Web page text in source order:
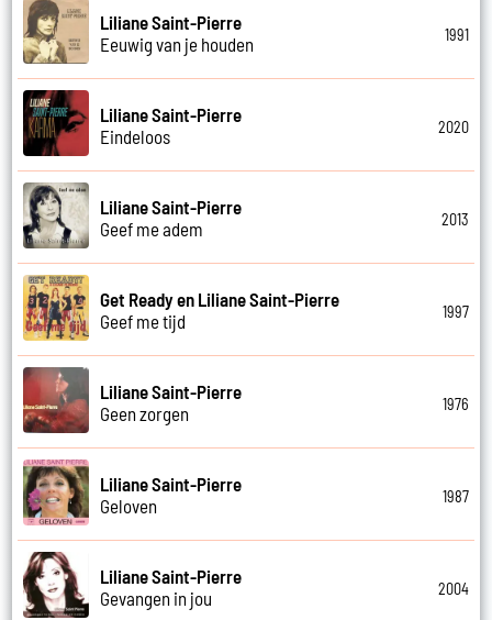
Liliane Saint-Pierre
Eeuwig van je houden
1991
Liliane Saint-Pierre
Eindeloos
2020
Liliane Saint-Pierre
Geef me adem
2013
Get Ready en Liliane Saint-Pierre
Geef me tijd
1997
Liliane Saint-Pierre
Geen zorgen
1976
Liliane Saint-Pierre
Geloven
1987
Liliane Saint-Pierre
Gevangen in jou
2004